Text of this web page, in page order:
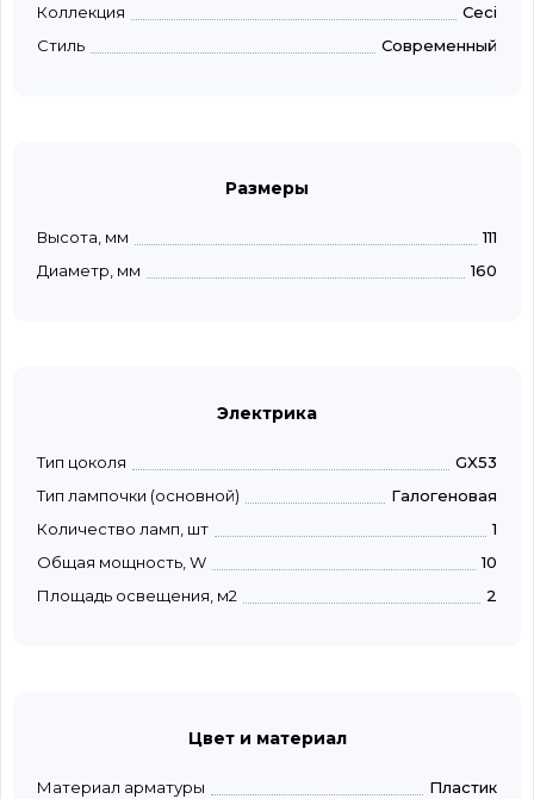
Коллекция
Ceci
Стиль
Современный
Размеры
Высота, мм
111
Диаметр, мм
160
Электрика
Тип цоколя
GX53
Тип лампочки (основной)
Галогеновая
Количество ламп, шт
1
Общая мощность, W
10
Площадь освещения, м2
2
Цвет и материал
Материал арматуры
Пластик